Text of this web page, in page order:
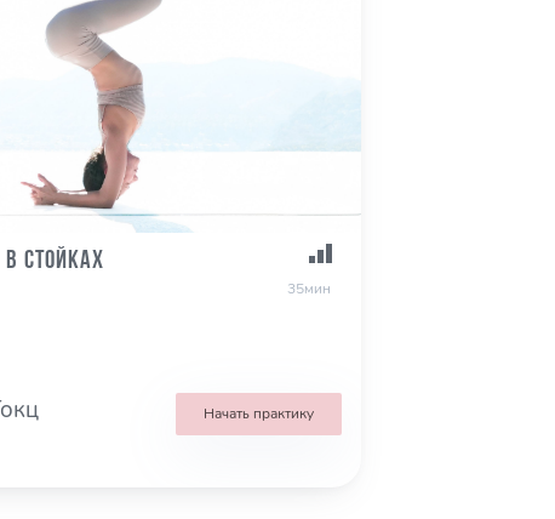
в стойках
35мин
Начать практику